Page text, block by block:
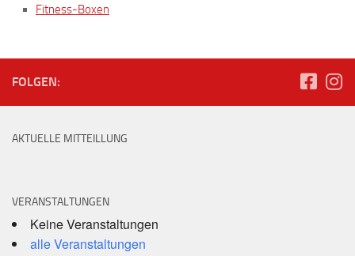
Fitness-Boxen
FOLGEN:
AKTUELLE MITTEILLUNG
VERANSTALTUNGEN
Keine Veranstaltungen
alle Veranstaltungen